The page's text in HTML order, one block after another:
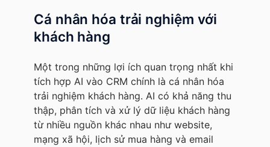
Cá nhân hóa trải nghiệm với
khách hàng
Một trong những lợi ích quan trọng nhất khi
tích hợp AI vào CRM chính là cá nhân hóa
trải nghiệm khách hàng. AI có khả năng thu
thập, phân tích và xử lý dữ liệu khách hàng
từ nhiều nguồn khác nhau như website,
mạng xã hội, lịch sử mua hàng và email